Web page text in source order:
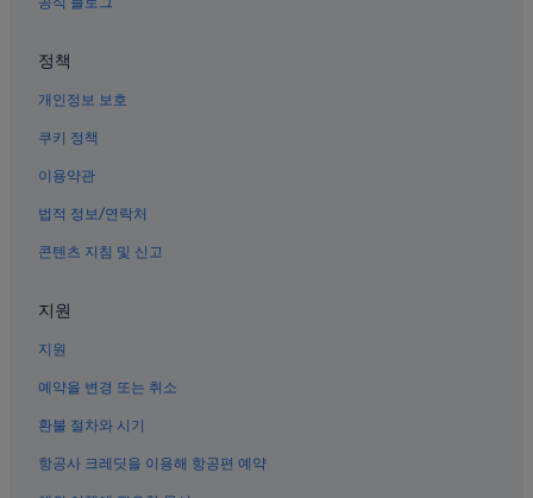
정책
개인정보 보호
쿠키 정책
이용약관
법적 정보/연락처
콘텐츠 지침 및 신고
지원
지원
예약을 변경 또는 취소
환불 절차와 시기
항공사 크레딧을 이용해 항공편 예약